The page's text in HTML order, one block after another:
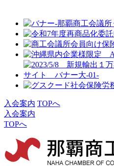
入会案内 TOPへ
入会案内
TOPへ